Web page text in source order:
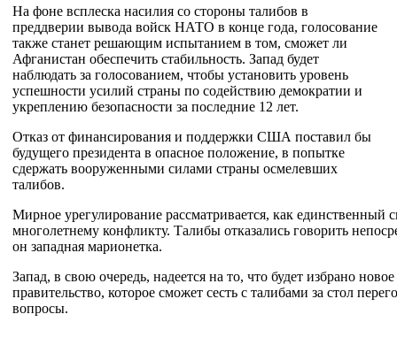
На фоне всплеска насилия со стороны талибов в
преддверии вывода войск НАТО в конце года, голосование
также станет решающим испытанием в том, сможет ли
Афганистан обеспечить стабильность. Запад будет
наблюдать за голосованием, чтобы установить уровень
успешности усилий страны по содействию демократии и
укреплению безопасности за последние 12 лет.
Отказ от финансирования и поддержки США поставил бы
будущего президента в опасное положение, в попытке
сдержать вооруженными силами страны осмелевших
талибов.
Мирное урегулирование рассматривается, как единственный
многолетнему конфликту. Талибы отказались говорить
он западная марионетка.
Запад, в свою очередь, надеется на то, что будет избрано
правительство, которое сможет сесть с талибами за стол
вопросы.